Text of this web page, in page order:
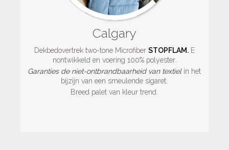
Calgary
Dekbedovertrek two-tone Microfiber STOPFLAM. E
nontwikkeld en voering 100% polyester.
Garanties de niet-ontbrandbaarheid van textielin het
bijzijn van een smeulende sigaret.
Breed palet van kleur trend.